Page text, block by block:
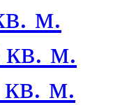
м.
м.
м.